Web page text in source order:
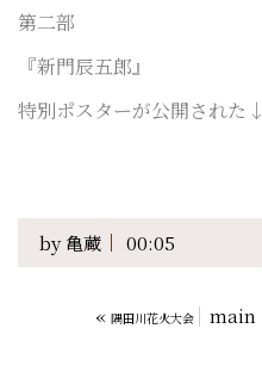
第二部
『新門辰五郎』
特別ポスターが公開された↓
by亀蔵 00:05
« 隅田川花火大会 main